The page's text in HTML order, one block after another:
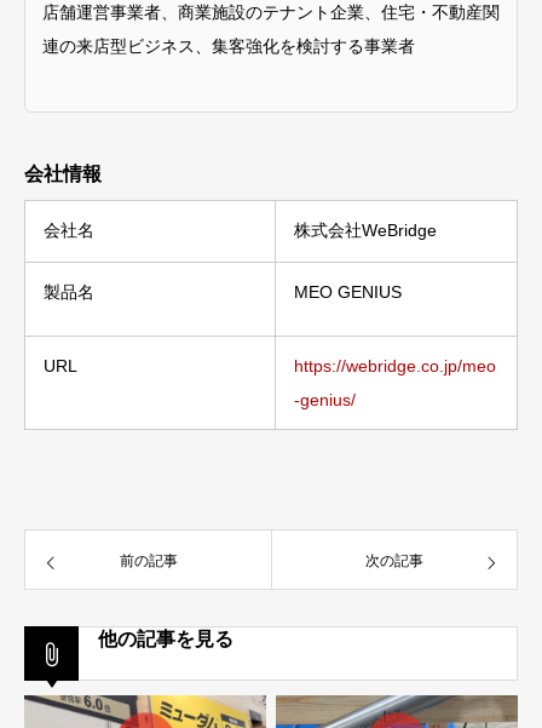
店舗運営事業者、商業施設のテナント企業、住宅・不動産関
連の来店型ビジネス、集客強化を検討する事業者
会社情報
会社名 株式会社WeBridge
製品名 MEO GENIUS
URL
https://webridge.co.jp/meo
-genius/
前の記事 次の記事
他の記事を見る